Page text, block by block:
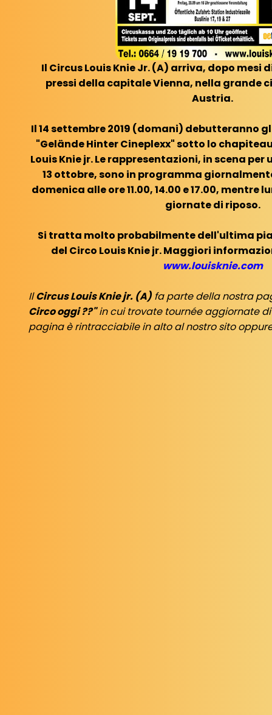
Il Circus Louis Knie Jr. (A) arriva, dopo mesi
pressi della capitale Vienna, nella grande
Austria.
Il 14 settembre 2019 (domani) debutteranno
"Gelände Hinter Cineplexx" sotto lo
Louis Knie jr. Le rappresentazioni, in scena per
13 ottobre, sono in programma giornalmente
domenica alle ore 11.00, 14.00 e 17.00,
giornate di riposo.
Si tratta molto probabilmente dell'ultima
del Circo Louis Knie jr. Maggiori
www.louisknie.com
IlCircus Louis Knie jr. (A) fa parte della nostra
Circo oggi ??"in cui trovate tournée aggiornate
pagina è rintracciabile in alto al nostro sito